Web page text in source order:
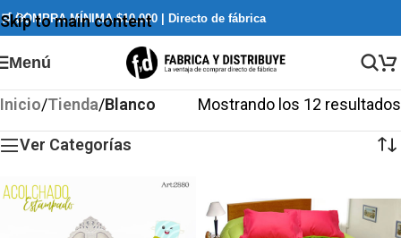
Skip to main content
🛒 COMPRA MÍNIMA $10.000 | Directo de fábrica
Menú
Inicio/Tienda/Blanco Mostrando los 12 resultados
Ver Categorías